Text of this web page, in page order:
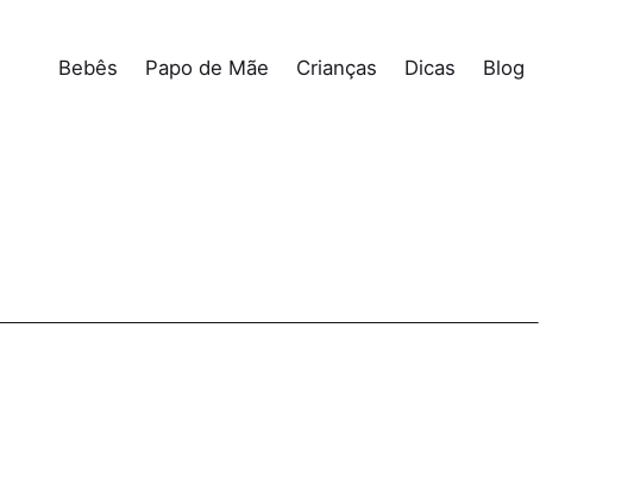
Bebês Papo de Mãe Crianças Dicas Blog